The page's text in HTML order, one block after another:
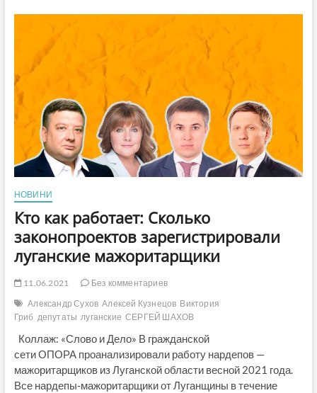
«Шахова
голосование
отключение
населения
от
ЖКХ-
услуг
пусть
не
страдает
НОВИНИ
Кто как работает: Сколько
законопроектов зарегистрировали
луганские мажоритарщики
11.06.2021
Без комментариев
Александр Сухов Алексей Кузнецов Виктория
Гриб депутаты луганские СЕРГЕЙ ШАХОВ
Коллаж: «Слово и Дело» В гражданской
сети ОПОРА проанализировали работу нардепов —
мажоритарщиков из Луганской области весной 2021 года.
Все нардепы-мажоритарщики от Луганщины в течение